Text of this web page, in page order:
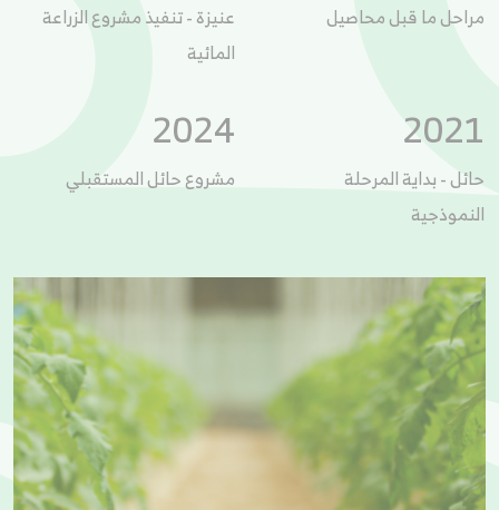
مراحل ما قبل محاصيل
عنيزة - تنفيذ مشروع الزراعة
المائية
2021
حائل - بداية المرحلة
النموذجية
2024
مشروع حائل المستقبلي